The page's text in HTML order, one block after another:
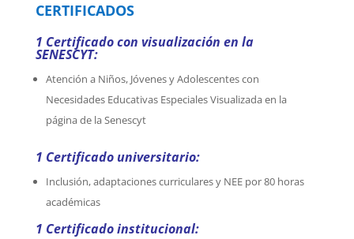
CERTIFICADOS
1 Certificado con visualización en la
SENESCYT:
Atención a Niños, Jóvenes y Adolescentes con
Necesidades Educativas Especiales Visualizada en la
página de la Senescyt
1 Certificado universitario:
Inclusión, adaptaciones curriculares y NEE por 80 horas
académicas
1 Certificado institucional: